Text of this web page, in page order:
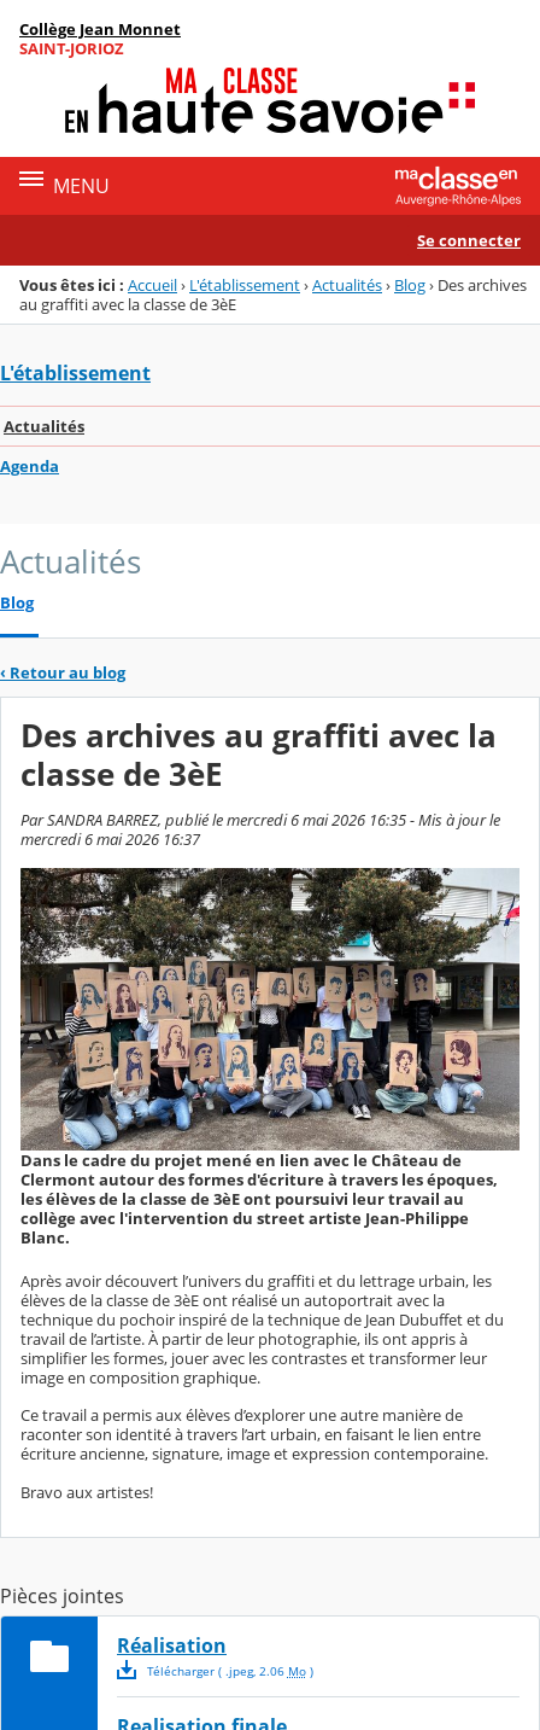
Menu de la rubrique
Contenu
Collège Jean Monnet
SAINT-JORIOZ
MENU
Se connecter
Vous êtes ici : Accueil› L'établissement›Actualités› Blog› Des archives
au graffiti avec la classe de 3èE
L'établissement
Actualités
Agenda
Actualités
Blog
‹ Retour au blog
Des archives au graffiti avec la
classe de 3èE
Par SANDRA BARREZ, publié le mercredi 6 mai 2026 16:35 - Mis à jour le
mercredi 6 mai 2026 16:37
Dans le cadre du projet mené en lien avec le Château de
Clermont autour des formes d'écriture à travers les époques,
les élèves de la classe de 3èE ont poursuivi leur travail au
collège avec l'intervention du street artiste Jean-Philippe
Blanc.
Après avoir découvert l’univers du graffiti et du lettrage urbain, les
élèves de la classe de 3èE ont réalisé un autoportrait avec la
technique du pochoir inspiré de la technique de Jean Dubuffet et du
travail de l’artiste. À partir de leur photographie, ils ont appris à
simplifier les formes, jouer avec les contrastes et transformer leur
image en composition graphique.
Ce travail a permis aux élèves d’explorer une autre manière de
raconter son identité à travers l’art urbain, en faisant le lien entre
écriture ancienne, signature, image et expression contemporaine.
Bravo aux artistes!
Pièces jointes
Réalisation
Télécharger( .jpeg, 2.06 Mo)